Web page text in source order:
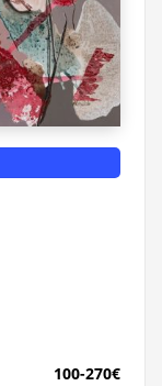
100-270€